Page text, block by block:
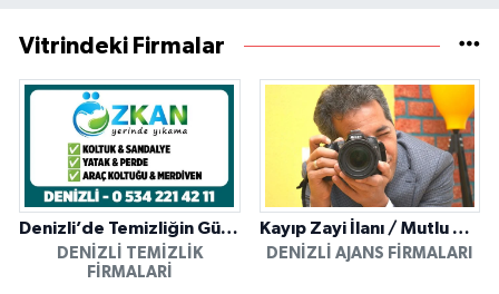
Vitrindeki Firmalar
Denizli’de Temizliğin Güvenilir Adresi: Özkan Yerinde Yıkama
DENIZLI TEMIZLIK
FIRMALARI
Kayıp Zayi İlanı / Mutlu Ajans / Denizli
DENIZLI AJANS FIRMALARI